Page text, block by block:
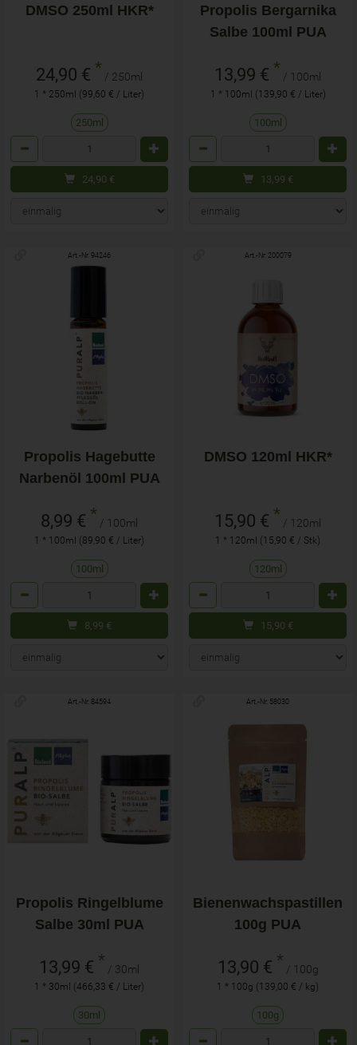
DMSO 250ml HKR*
24,90 € * / 250ml
1 * 250ml (99,60 € / Liter)
250ml
24,90 €
Propolis Bergarnika
Salbe 100ml PUA
13,99 € * / 100ml
1 * 100ml (139,90 € / Liter)
100ml
13,99 €
Art.-Nr. 94246
Propolis Hagebutte
Narbenöl 100ml PUA
8,99 € * / 100ml
1 * 100ml (89,90 € / Liter)
100ml
8,99 €
Art.-Nr. 200079
DMSO 120ml HKR*
15,90 € * / 120ml
1 * 120ml (15,90 € / Stk)
120ml
15,90 €
Art.-Nr. 84594
Propolis Ringelblume
Salbe 30ml PUA
13,99 € * / 30ml
1 * 30ml (466,33 € / Liter)
30ml
Art.-Nr. 58030
Bienenwachspastillen
100g PUA
13,90 € * / 100g
1 * 100g (139,00 € / kg)
100g